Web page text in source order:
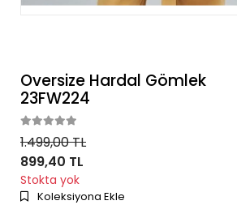
Oversize Hardal Gömlek
23FW224
1.499,00 TL
899,40 TL
Stokta yok
Koleksiyona Ekle